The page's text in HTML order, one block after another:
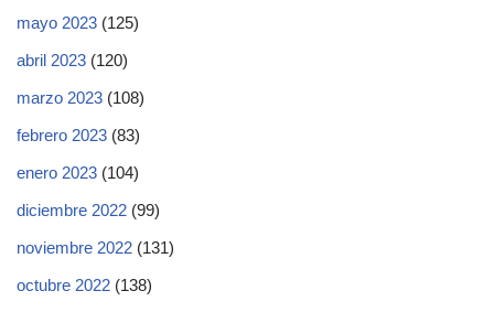
mayo 2023 (125)
abril 2023 (120)
marzo 2023 (108)
febrero 2023 (83)
enero 2023 (104)
diciembre 2022 (99)
noviembre 2022 (131)
octubre 2022 (138)